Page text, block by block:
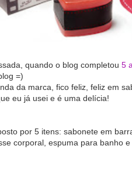
quando o blog completou 5
=)
da marca, fico feliz, feliz em
eu já usei e é uma delícia!
por 5 itens: sabonete em
corporal, espuma para banho e